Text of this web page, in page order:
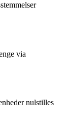
via
nulstilles